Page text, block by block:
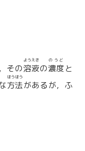
その溶液
ようえき
の濃度
のうど
と
方法
ほうほう
があるが，ふ